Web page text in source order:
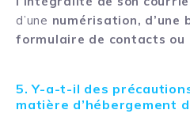
d’une numérisation, d’une
formulaire de contacts ou
5. Y-a-t-il des
matière d’hébergement